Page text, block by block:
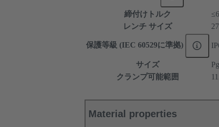
締付けトルク
レンチ サイズ
27
保護等級 (IEC 60529に準拠)
サイズ
クランプ可能範囲
Material properties